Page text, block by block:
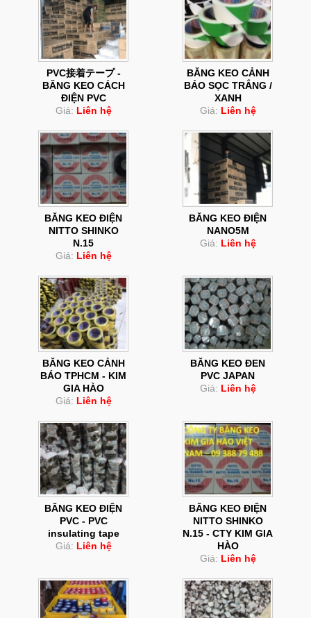
PVC接着テープ -
BĂNG KEO CÁCH
ĐIỆN PVC
Giá: Liên hệ
BĂNG KEO CẢNH
BÁO SỌC TRẮNG /
XANH
Giá: Liên hệ
BĂNG KEO ĐIỆN
NITTO SHINKO
N.15
Giá: Liên hệ
BĂNG KEO ĐIỆN
NANO5M
Giá: Liên hệ
BĂNG KEO CẢNH
BÁO TPHCM - KIM
GIA HÀO
Giá: Liên hệ
BĂNG KEO ĐEN
PVC JAPAN
Giá: Liên hệ
BĂNG KEO ĐIỆN
PVC - PVC
insulating tape
Giá: Liên hệ
BĂNG KEO ĐIỆN
NITTO SHINKO
N.15 - CTY KIM GIA
HÀO
Giá: Liên hệ